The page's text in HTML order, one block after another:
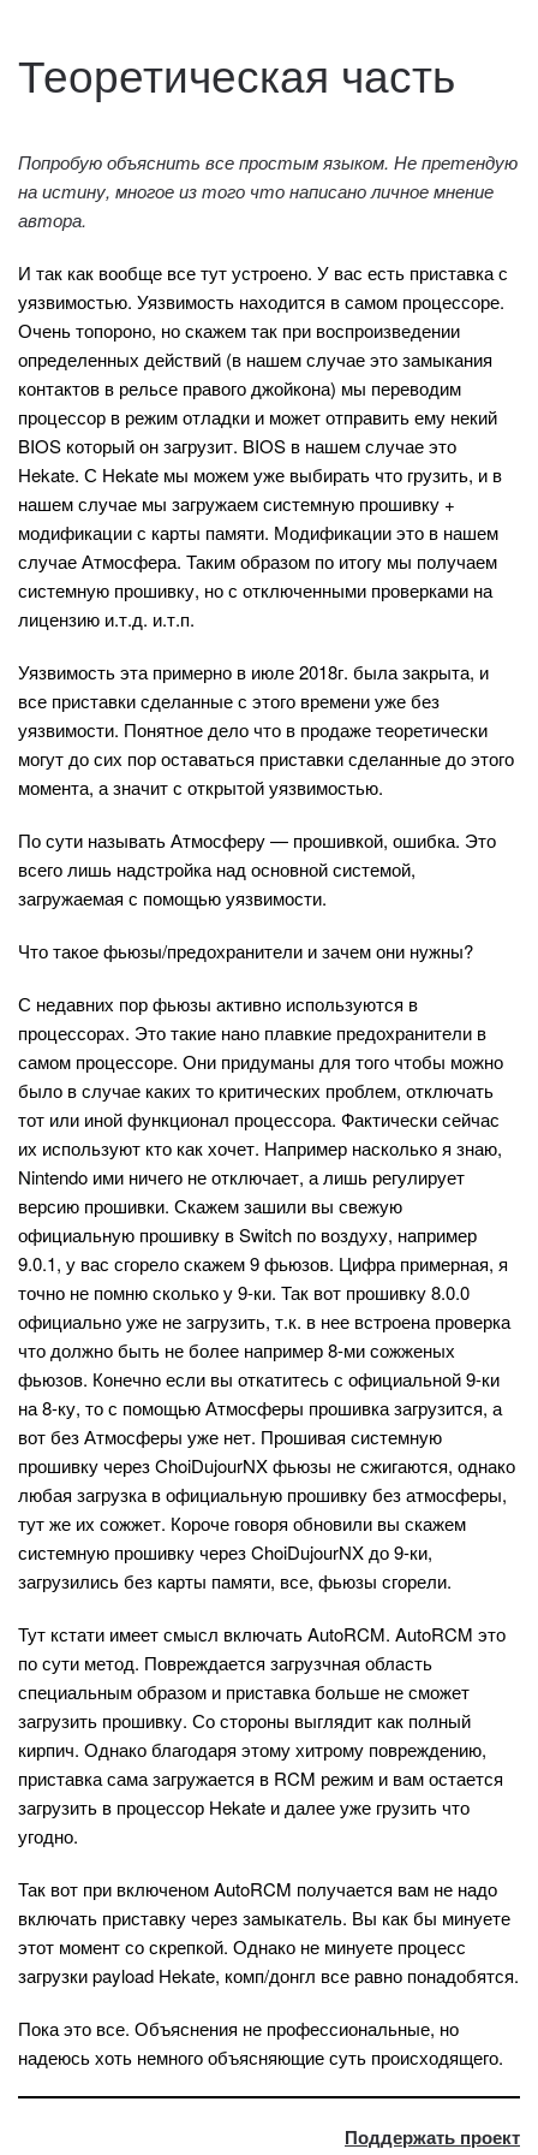
Теоретическая часть
Попробую объяснить все простым языком. Не претендую
на истину, многое из того что написано личное мнение
автора.
И так как вообще все тут устроено. У вас есть приставка с
уязвимостью. Уязвимость находится в самом процессоре.
Очень топороно, но скажем так при воспроизведении
определенных действий (в нашем случае это замыкания
контактов в рельсе правого джойкона) мы переводим
процессор в режим отладки и может отправить ему некий
BIOS который он загрузит. BIOS в нашем случае это
Hekate. С Hekate мы можем уже выбирать что грузить, и в
нашем случае мы загружаем системную прошивку +
модификации с карты памяти. Модификации это в нашем
случае Атмосфера. Таким образом по итогу мы получаем
системную прошивку, но с отключенными проверками на
лицензию и.т.д. и.т.п.
Уязвимость эта примерно в июле 2018г. была закрыта, и
все приставки сделанные с этого времени уже без
уязвимости. Понятное дело что в продаже теоретически
могут до сих пор оставаться приставки сделанные до этого
момента, а значит с открытой уязвимостью.
По сути называть Атмосферу — прошивкой, ошибка. Это
всего лишь надстройка над основной системой,
загружаемая с помощью уязвимости.
Что такое фьюзы/предохранители и зачем они нужны?
С недавних пор фьюзы активно используются в
процессорах. Это такие нано плавкие предохранители в
самом процессоре. Они придуманы для того чтобы можно
было в случае каких то критических проблем, отключать
тот или иной функционал процессора. Фактически сейчас
их используют кто как хочет. Например насколько я знаю,
Nintendo ими ничего не отключает, а лишь регулирует
версию прошивки. Скажем зашили вы свежую
официальную прошивку в Switch по воздуху, например
9.0.1, у вас сгорело скажем 9 фьюзов. Цифра примерная, я
точно не помню сколько у 9-ки. Так вот прошивку 8.0.0
официально уже не загрузить, т.к. в нее встроена проверка
что должно быть не более например 8-ми сожженых
фьюзов. Конечно если вы откатитесь с официальной 9-ки
на 8-ку, то с помощью Атмосферы прошивка загрузится, а
вот без Атмосферы уже нет. Прошивая системную
прошивку через ChoiDujourNX фьюзы не сжигаются, однако
любая загрузка в официальную прошивку без атмосферы,
тут же их сожжет. Короче говоря обновили вы скажем
системную прошивку через ChoiDujourNX до 9-ки,
загрузились без карты памяти, все, фьюзы сгорели.
Тут кстати имеет смысл включать AutoRCM. AutoRCM это
по сути метод. Повреждается загрузчная область
специальным образом и приставка больше не сможет
загрузить прошивку. Со стороны выглядит как полный
кирпич. Однако благодаря этому хитрому повреждению,
приставка сама загружается в RCM режим и вам остается
загрузить в процессор Hekate и далее уже грузить что
угодно.
Так вот при включеном AutoRCM получается вам не надо
включать приставку через замыкатель. Вы как бы минуете
этот момент со скрепкой. Однако не минуете процесс
загрузки payload Hekate, комп/донгл все равно понадобятся.
Пока это все. Объяснения не профессиональные, но
надеюсь хоть немного объясняющие суть происходящего.
Поддержать проект